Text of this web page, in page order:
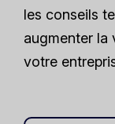
les conseils
augmenter la
votre